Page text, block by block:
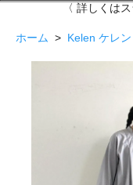
〈 詳しくは
ホーム > Kelen ケレン